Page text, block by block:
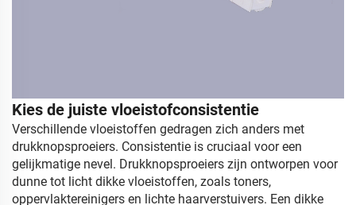
Kies de juiste vloeistofconsistentie
Verschillende vloeistoffen gedragen zich anders met
drukknopsproeiers. Consistentie is cruciaal voor een
gelijkmatige nevel. Drukknopsproeiers zijn ontworpen voor
dunne tot licht dikke vloeistoffen, zoals toners,
oppervlaktereinigers en lichte haarverstuivers. Een dikke